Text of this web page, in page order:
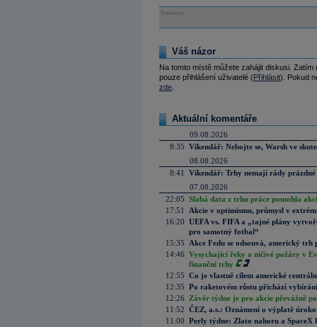
Reklama
Váš názor
Na tomto místě můžete zahájit diskusi.
pouze přihlášení uživatelé (Přihlásit). Pokud
zde
Aktuální komentáře
09.08.2026
8:35 Víkendář: Nebojte se, Warsh ve
08.08.2026
8:41
Víkendář: Trhy nemají rády prázdné
07.08.2026
22:05 Slabá data z trhu práce pomohla
17:51
Akcie v optimismu, průmysl v
16:20 UEFA vs. FIFA a „tajné plány
pro samotný fotbal“
15:35
Akce Fedu se odsouvá, americký
14:46 Vysychající řeky a ničivé požáry v
finanční trhy
12:55 Co je vlastně cílem americké
12:35 Po raketovém růstu přichází
12:26
Závěr týdne je pro akcie převážně
11:52 ČEZ, a.s.: Oznámení o výplatě
11:00 Perly týdne: Zlato nahoru a SpaceX